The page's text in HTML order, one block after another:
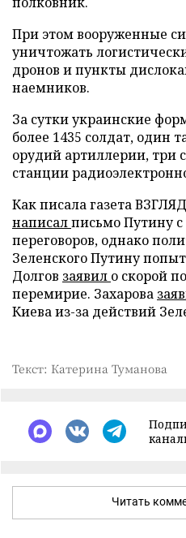
При этом вооруженные
уничтожать
дронов и пункты
наемников.
За сутки украинские
более 1435 солдат, один
орудий артиллерии, три
станции
Как писала газета
написалписьмо Путину
переговоров, однако
Зеленского Путину
Долгов заявил о скорой
перемирие. Захарова
Киева из-за действий
Текст: Катерина Туманова
Читать